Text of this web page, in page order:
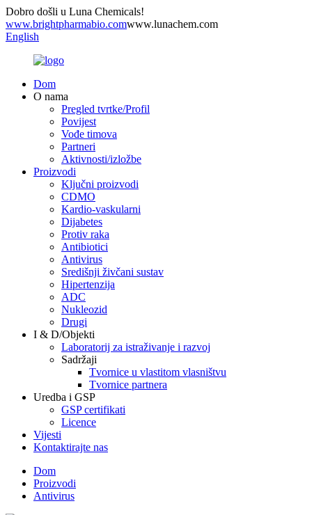
Dobro došli u Luna Chemicals!
www.brightpharmabio.comwww.lunachem.com
English
Dom
O nama
Pregled tvrtke/Profil
Povijest
Vođe timova
Partneri
Aktivnosti/izložbe
Proizvodi
Ključni proizvodi
CDMO
Kardio-vaskularni
Dijabetes
Protiv raka
Antibiotici
Antivirus
Središnji živčani sustav
Hipertenzija
ADC
Nukleozid
Drugi
I & D/Objekti
Laboratorij za istraživanje i razvoj
Sadržaji
Tvornice u vlastitom vlasništvu
Tvornice partnera
Uredba i GSP
GSP certifikati
Licence
Vijesti
Kontaktirajte nas
Dom
Proizvodi
Antivirus